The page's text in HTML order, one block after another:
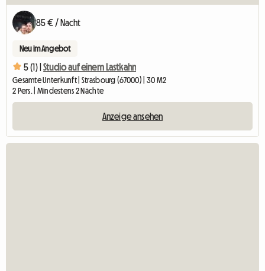
85 € / Nacht
Neu im Angebot
5 (1) | Studio auf einem Lastkahn
Gesamte Unterkunft | Strasbourg (67000) | 30 M2
2 Pers. | Mindestens 2 Nächte
Anzeige ansehen